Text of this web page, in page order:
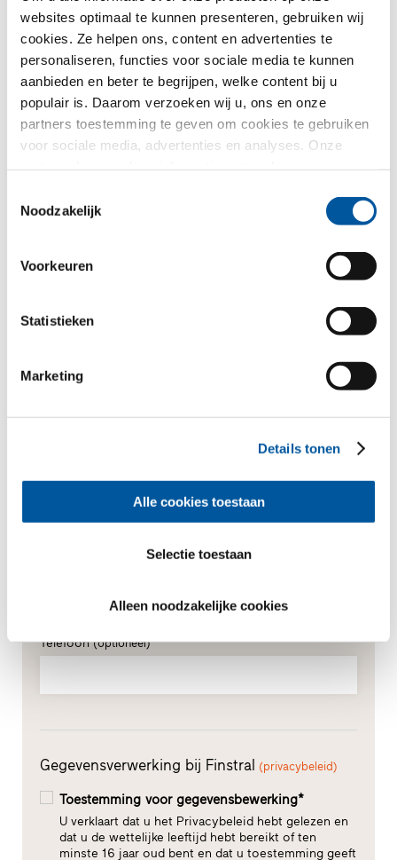
websites optimaal te kunnen presenteren, gebruiken wij
cookies. Ze helpen ons, content en advertenties te
personaliseren, functies voor sociale media te kunnen
aanbieden en beter te begrijpen, welke content bij u
populair is. Daarom verzoeken wij u, ons en onze
partners toestemming te geven om cookies te gebruiken
voor sociale media, advertenties en analyses. Onze
kader van uw gebruik van de diensten hebben
Noodzakelijk
Voorkeuren
Statistieken
Marketing
Details tonen
Alle cookies toestaan
Selectie toestaan
Alleen noodzakelijke cookies
Nieuw-/Verbouw
Uw bericht
*Verplichte velden
Voornaam*
Hoe mogen wij contact met U opnemen?
Telefoon(optioneel)
Gegevensverwerking bij Finstral (privacybeleid)
Toestemming voor gegevensbewerking*
U verklaart dat u het Privacybeleid hebt gelezen en
dat u de wettelijke leeftijd hebt bereikt of ten
minste 16 jaar oud bent en dat u toestemming geeft